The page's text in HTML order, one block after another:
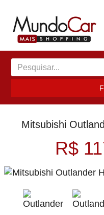
Mitsubishi
R$